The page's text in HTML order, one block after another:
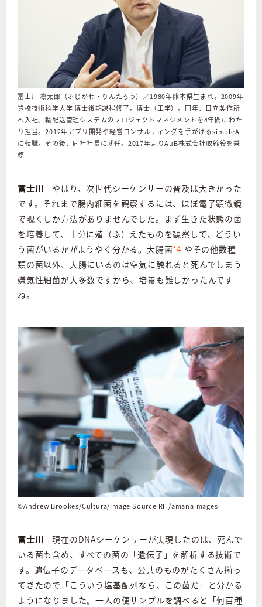
冨士川 凛太郎（ふじかわ・りんたろう）／1980年熊本県生まれ。2009年
豊橋技術科学大学 博士後期課程修了。博士（工学）。同年、日立製作所
へ入社。輸配送管理システムのプロジェクトマネジメントを4年間にわた
り担当。2012年アプリ開発や経営コンサルティングを手がけるsimpleA
に転職。その後、同社社長に就任。2017年よりAuB株式会社取締役を兼
務
冨士川 やはり、次世代シーケンサーの普及は大きかった
です。それまで腸内細菌を観察するには、ほぼ電子顕微鏡
で覗くしか方法がありませんでした。まず生きた状態の菌
を培養して、十分に殖（ふ）えたものを観察して、どうい
う菌がいるかがようやく分かる。大腸菌*4 やその他数種
類の菌以外、大腸にいるのは空気に触れると死んでしまう
嫌気性細菌が大多数ですから、培養も難しかったんです
ね。
©︎Andrew Brookes/Cultura/Image Source RF /amanaimages
冨士川 現在のDNAシーケンサーが実現したのは、死んで
いる菌も含め、すべての菌の「遺伝子」を解析する技術で
す。遺伝子のデータベースも、公共のものがたくさん揃っ
てきたので「こういう塩基配列なら、この菌だ」と分かる
ようになりました。一人の便サンプルを調べると「何百種